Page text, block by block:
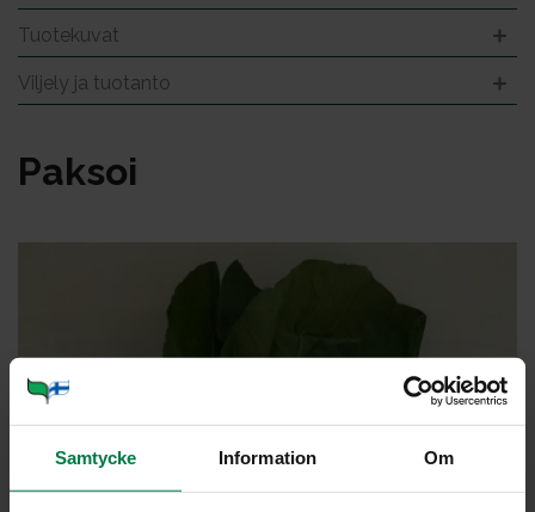
Samtycke Information Om
Tuotekuvat
Viljely ja tuotanto
Pak­soi